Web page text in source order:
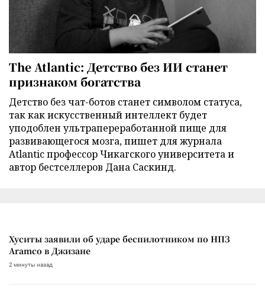
The Atlantic: Детство без ИИ станет
признаком богатства
Детство без чат-ботов станет символом статуса,
так как искусственный интеллект будет
уподоблен ультрапереработанной пище для
развивающегося мозга, пишет для журнала
Atlantic профессор Чикагского университета и
автор бестселлеров Дана Саскинд.
Хуситы заявили об ударе беспилотником по НПЗ
Aramco в Джизане
2 минуты назад